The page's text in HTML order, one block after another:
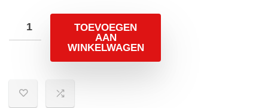
TOEVOEGEN
AAN
WINKELWAGEN